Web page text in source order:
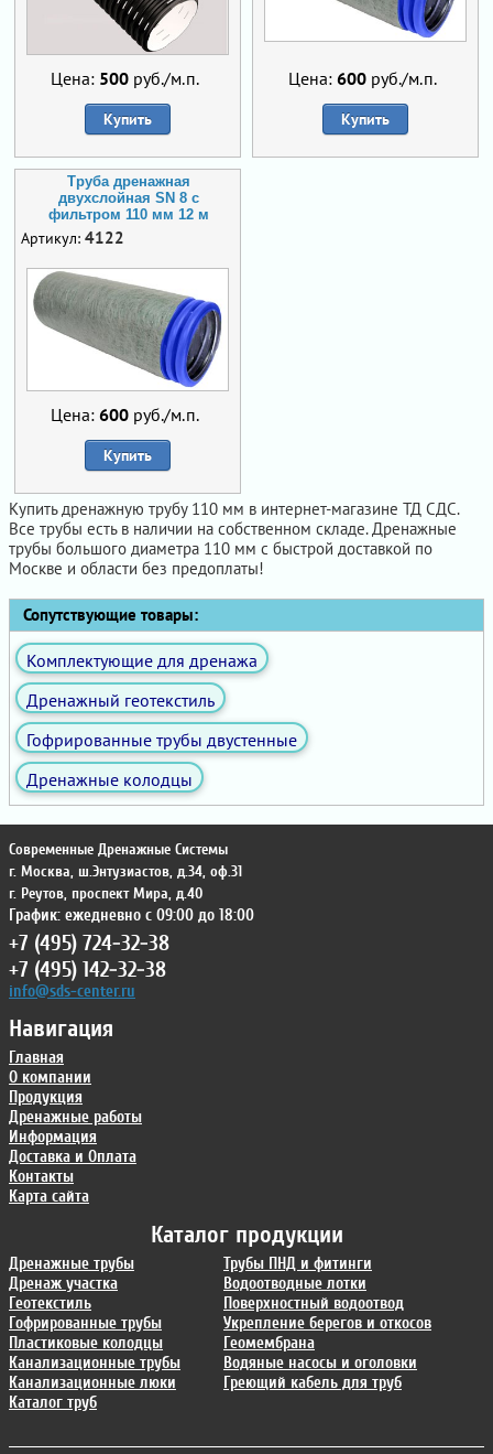
Цена: 500 руб./м.п.
Купить
Цена: 600 руб./м.п.
Купить
Труба дренажная
двухслойная SN 8 с
фильтром 110 мм 12 м
Артикул: 4122
Цена: 600 руб./м.п.
Купить
Купить дренажную трубу 110 мм в интернет-магазине ТД СДС.
Все трубы есть в наличии на собственном складе. Дренажные
трубы большого диаметра 110 мм с быстрой доставкой по
Москве и области без предоплаты!
Сопутствующие товары:
Комплектующие для дренажа
Дренажный геотекстиль
Гофрированные трубы двустенные
Дренажные колодцы
Каталог продукции
Дренажные трубы
Дренаж участка
Геотекстиль
Гофрированные трубы
Пластиковые колодцы
Канализационные трубы
Канализационные люки
Каталог труб
Трубы ПНД и фитинги
Водоотводные лотки
Поверхностный водоотвод
Укрепление берегов и откосов
Геомембрана
Водяные насосы и оголовки
Греющий кабель для труб
Навигация
Главная
О компании
Продукция
Дренажные работы
Информация
Доставка и Оплата
Контакты
Карта сайта
Современные Дренажные Системы
г. Москва, ш.Энтузиастов, д.34, оф.31
г. Реутов, проспект Мира, д.40
График: ежедневно с 09:00 до 18:00
+7 (495) 724-32-38
+7 (495) 142-32-38
info@sds-center.ru